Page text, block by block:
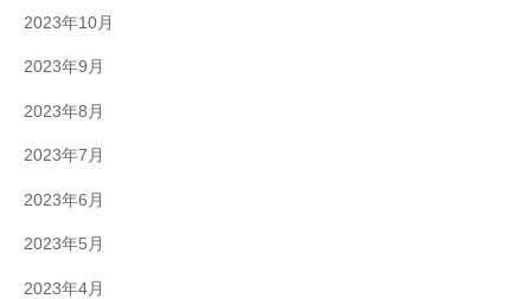
2023年10月
2023年9月
2023年8月
2023年7月
2023年6月
2023年5月
2023年4月